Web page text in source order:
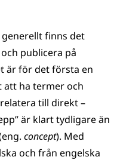
finns det
publicera på
är för det första en
att ha termer och
till direkt –
är klart tydligare än
concept). Med
och från engelska